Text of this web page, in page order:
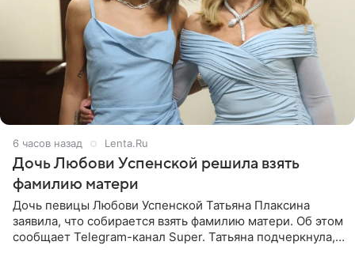
6 часов назад Lenta.Ru
Дочь Любови Успенской решила взять
фамилию матери
Дочь певицы Любови Успенской Татьяна Плаксина
заявила, что собирается взять фамилию матери. Об этом
сообщает Telegram-канал Super. Татьяна подчеркнула,